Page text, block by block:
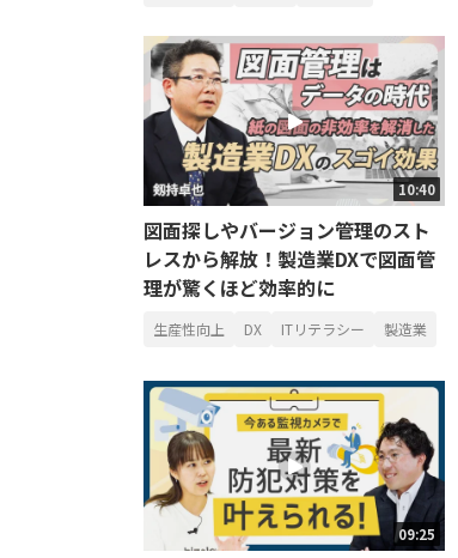
10:40
図面探しやバージョン管理のスト
レスから解放！製造業DXで図面管
理が驚くほど効率的に
生産性向上 DX ITリテラシー 製造業
09:25